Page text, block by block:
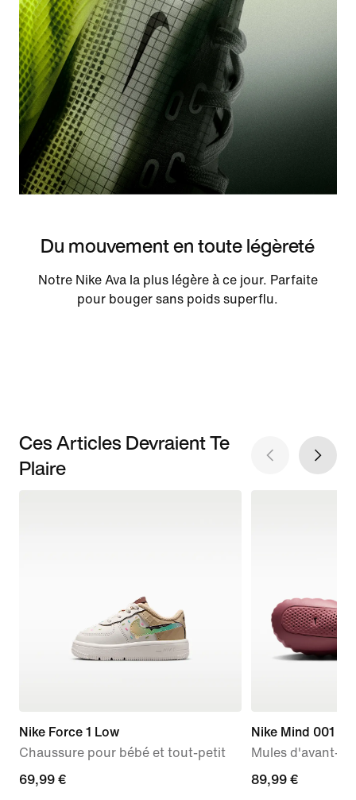
Du mouvement en toute légèreté
Notre Nike Ava la plus légère à ce jour. Parfaite
pour bouger sans poids superflu.
Ces Articles Devraient Te
Plaire
Nike Force 1 Low
Chaussure pour bébé et tout-petit
69,99 €
69,99 €
Nike Mind 001
Mules d'avant-
89,99 €
89,99 €